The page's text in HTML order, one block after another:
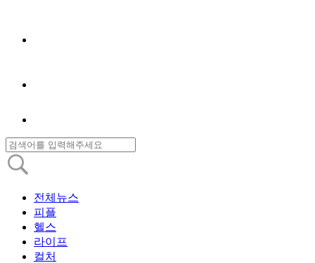
전체뉴스
피플
헬스
라이프
컬처